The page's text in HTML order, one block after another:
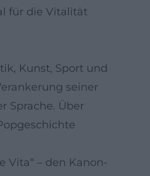
für die Vitalität
Kunst, Sport und
seiner
Sprache. Über
Vita“ – den Kanon-